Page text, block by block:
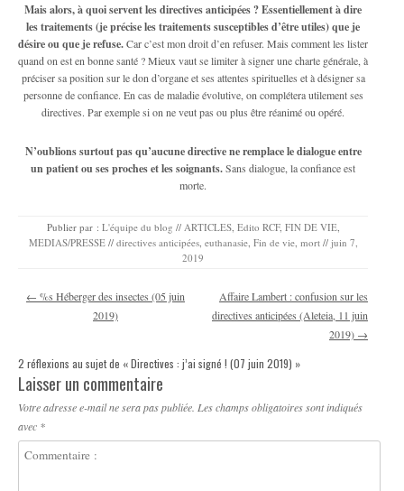
Mais alors, à quoi servent les directives anticipées ? Essentiellement à dire
les traitements (je précise les traitements susceptibles d’être utiles) que je
désire ou que je refuse.Car c’est mon droit d’en refuser. Mais comment les lister
quand on est en bonne santé ? Mieux vaut se limiter à signer une charte générale, à
préciser sa position sur le don d’organe et ses attentes spirituelles et à désigner sa
personne de confiance. En cas de maladie évolutive, on complétera utilement ses
directives. Par exemple si on ne veut pas ou plus être réanimé ou opéré.
N’oublions surtout pas qu’aucune directive ne remplace le dialogue entre
un patient ou ses proches et les soignants.Sans dialogue, la confiance est
morte.
Publier par : L'équipe du blog // ARTICLES, Edito RCF, FIN DE VIE,
MEDIAS/PRESSE // directives anticipées, euthanasie, Fin de vie, mort // juin 7,
2019
Navigation des articles
← %s Héberger des insectes (05 juin
2019)
Affaire Lambert : confusion sur les
directives anticipées (Aleteia, 11 juin
2019) →
2 réflexions au sujet de «Directives : j’ai signé ! (07 juin 2019) »
Laisser un commentaire
Votre adresse e-mail ne sera pas publiée. Les champs obligatoires sont indiqués
avec *